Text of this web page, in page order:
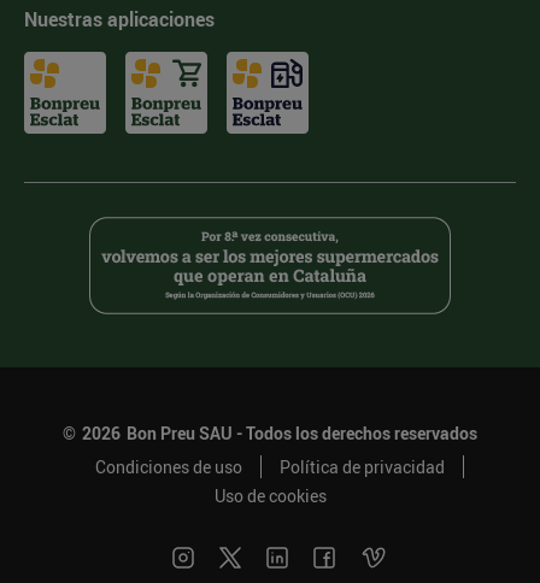
Nuestras aplicaciones
© 2026 Bon Preu SAU - Todos los derechos reservados
Condiciones de uso
Política de privacidad
Uso de cookies